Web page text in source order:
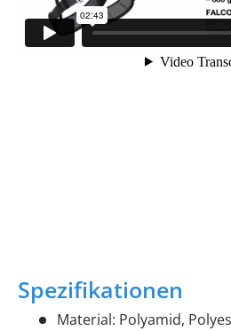
Spezifikationen
Material: Polyamid,